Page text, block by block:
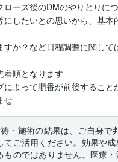
ーズ後のDMのやりとりに
にしたいとの思いから、基本
すか？など日程調整に関して
順となります
によって順番が前後すること
・施術の結果は、ご自身で
てご活用ください。効果や
ものではありません。医療